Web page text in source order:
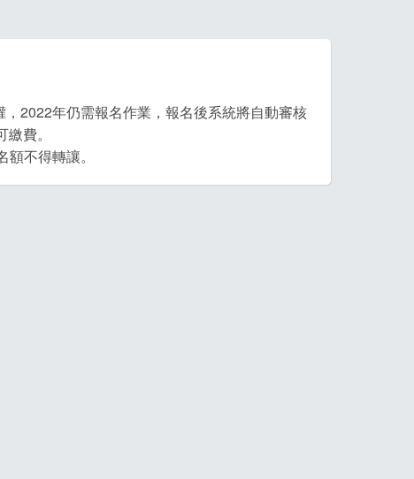
2022年仍需報名作業，報名後系統將自動審核
費。
不得轉讓。